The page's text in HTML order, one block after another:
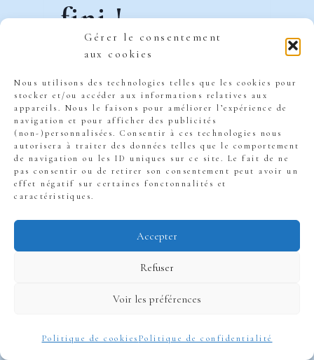
Gérer le consentement
aux cookies
Nous utilisons des technologies telles que les cookies pour
stocker et/ou accéder aux informations relatives aux
appareils. Nous le faisons pour améliorer l’expérience de
navigation et pour afficher des publicités
(non-)personnalisées. Consentir à ces technologies nous
autorisera à traiter des données telles que le comportement
de navigation ou les ID uniques sur ce site. Le fait de ne
pas consentir ou de retirer son consentement peut avoir un
effet négatif sur certaines fonctonnalités et
caractéristiques.
Accepter
Refuser
Voir les préférences
Politique de cookies Politique de confidentialité
fini !
Découvre tout
sur le nouveau
LLI (guide
gratuit)
15 septembre 2025
La fin du Pinel, une